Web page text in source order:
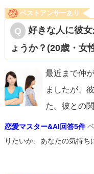
ベストアンサーあり
好きな人に彼
ょうか？(20歳・女
最近まで仲
ましたが、
た。彼との
恋愛マスター&AI回答5件
りたいか、あなたの気持ち